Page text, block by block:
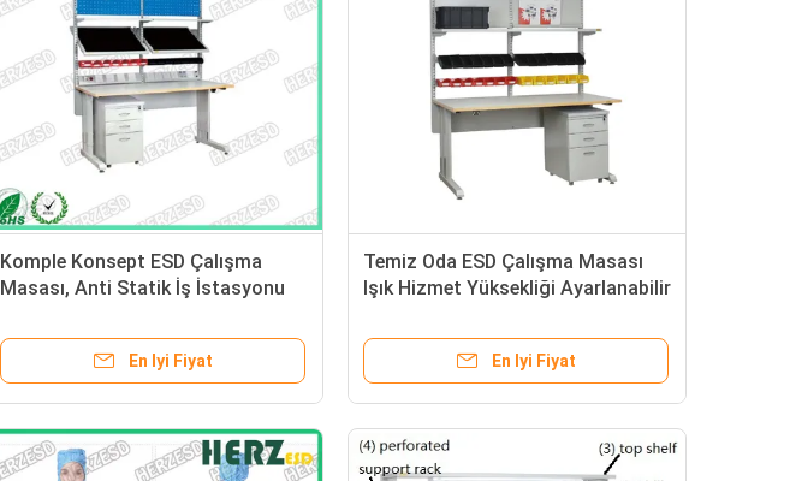
Komple Konsept ESD Çalışma
Masası, Anti Statik İş İstasyonu
En Iyi Fiyat
Temiz Oda ESD Çalışma Masası
Işık Hizmet Yüksekliği Ayarlanabilir
En Iyi Fiyat